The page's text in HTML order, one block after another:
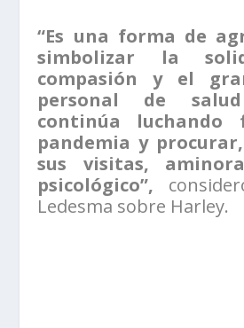
“Es una forma de
simbolizar la
compasión y el
personal de
continúa
pandemia y
sus visitas,
psicológico”,
Ledesma sobre Harley.